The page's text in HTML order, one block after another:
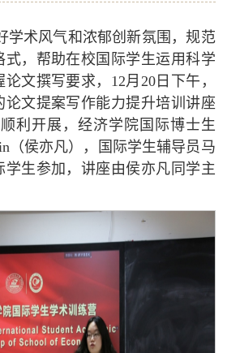
学术风气和浓郁创新氛围，规范
式，帮助在校国际学生运用科学
文撰写要求，12月20日下午，
论文提案写作能力提升培训讲座
利开展，经济学院国际博士生
（侯亦凡），国际学生辅导员马
学生参加，讲座由侯亦凡同学主